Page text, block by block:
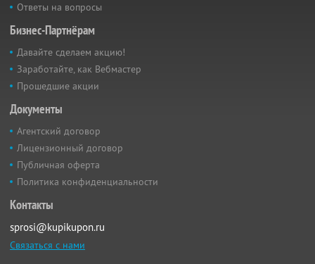
Ответы на вопросы
Бизнес-Партнёрам
Давайте сделаем акцию!
Заработайте, как Вебмастер
Прошедшие акции
Документы
Агентский договор
Лицензионный договор
Публичная оферта
Политика конфиденциальности
Контакты
sprosi@kupikupon.ru
Связаться с нами